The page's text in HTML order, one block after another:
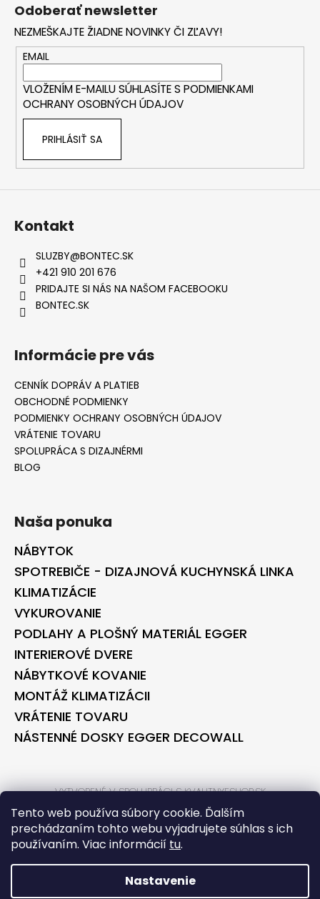
Tento web používa súbory cookie. Ďalším
prechádzaním tohto webu vyjadrujete súhlas s ich
používaním. Viac informácií tu.
Nastavenie
Odoberať newsletter
NEZMEŠKAJTE ŽIADNE NOVINKY ČI ZĽAVY!
EMAIL
VLOŽENÍM E-MAILU SÚHLASÍTE S PODMIENKAMI
OCHRANY OSOBNÝCH ÚDAJOV
PRIHLÁSIŤ SA
Kontakt
SLUZBY@BONTEC.SK
+421 910 201 676
PRIDAJTE SI NÁS NA NAŠOM FACEBOOKU
BONTEC.SK
Informácie pre vás
CENNÍK DOPRÁV A PLATIEB
OBCHODNÉ PODMIENKY
PODMIENKY OCHRANY OSOBNÝCH ÚDAJOV
VRÁTENIE TOVARU
SPOLUPRÁCA S DIZAJNÉRMI
BLOG
Naša ponuka
NÁBYTOK
SPOTREBIČE - DIZAJNOVÁ KUCHYNSKÁ LINKA
KLIMATIZÁCIE
VYKUROVANIE
PODLAHY A PLOŠNÝ MATERIÁL EGGER
INTERIEROVÉ DVERE
NÁBYTKOVÉ KOVANIE
MONTÁŽ KLIMATIZÁCII
VRÁTENIE TOVARU
NÁSTENNÉ DOSKY EGGER DECOWALL
VYTVORENÉ V SPOLUPRÁCI S KVALITNYESHOP.SK
VYTVORENÉ V SPOLUPRÁCI S BONTEC.SK
VYTVORIL SHOPTET
BONTECSHOP. VŠETKY PRÁVA VYHRADENÉ.